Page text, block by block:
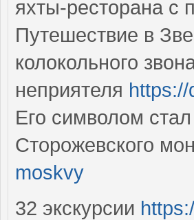
яхты-ресторана
Путешествие в
колокольного
неприятеля
Его символом
Сторожевского
moskvy
32 экскурсии